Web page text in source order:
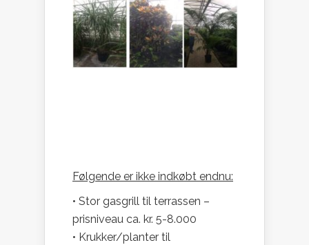
Følgende er ikke indkøbt endnu:
• Stor gasgrill til terrassen –
prisniveau ca. kr. 5-8.000
• Krukker/planter til